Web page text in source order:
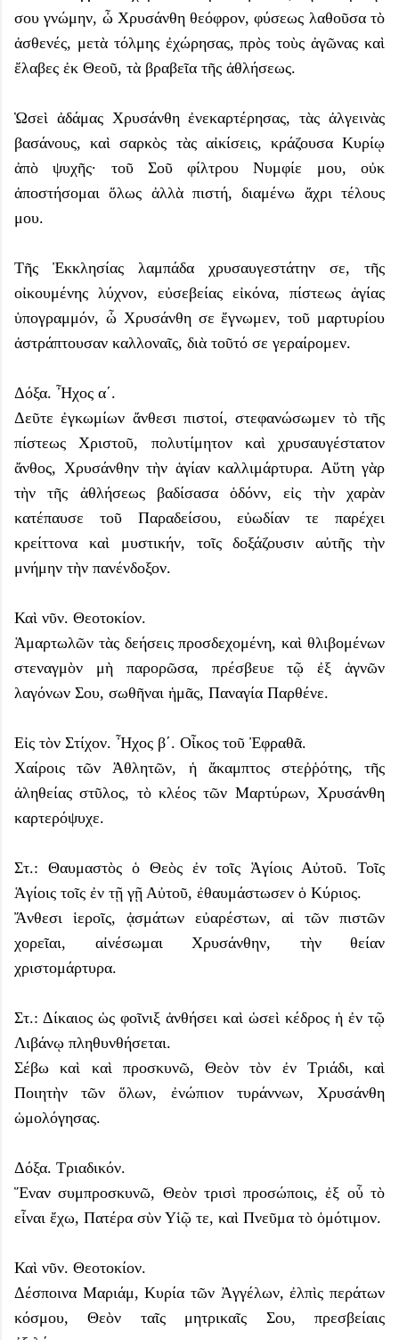
σου γνώμην, ὦ Χρυσάνθη θεόφρον, φύσεως λαθοῦσα τὸ
ἀσθενές, μετὰ τόλμης ἐχώρησας, πρὸς τοὺς ἀγῶνας καὶ
ἔλαβες ἐκ Θεοῦ, τὰ βραβεῖα τῆς ἀθλήσεως.
Ὡσεὶ ἀδάμας Χρυσάνθη ἐνεκαρτέρησας, τὰς ἀλγεινὰς
βασάνους, καὶ σαρκὸς τὰς αἰκίσεις, κράζουσα Κυρίῳ
ἀπὸ ψυχῆς· τοῦ Σοῦ φίλτρου Νυμφίε μου, οὐκ
ἀποστήσομαι ὅλως ἀλλὰ πιστή, διαμένω ἄχρι τέλους
μου.
Τῆς Ἐκκλησίας λαμπάδα χρυσαυγεστάτην σε, τῆς
οἰκουμένης λύχνον, εὐσεβείας εἰκόνα, πίστεως ἁγίας
ὑπογραμμόν, ὦ Χρυσάνθη σε ἔγνωμεν, τοῦ μαρτυρίου
ἀστράπτουσαν καλλοναῖς, διὰ τοῦτό σε γεραίρομεν.
Δόξα. Ἦχος α΄.
Δεῦτε ἐγκωμίων ἄνθεσι πιστοί, στεφανώσωμεν τὸ τῆς
πίστεως Χριστοῦ, πολυτίμητον καὶ χρυσαυγέστατον
ἄνθος, Χρυσάνθην τὴν ἁγίαν καλλιμάρτυρα. Αὕτη γὰρ
τὴν τῆς ἀθλήσεως βαδίσασα ὁδόνν, εἰς τὴν χαρὰν
κατέπαυσε τοῦ Παραδείσου, εὐωδίαν τε παρέχει
κρείττονα καὶ μυστικήν, τοῖς δοξάζουσιν αὐτῆς τὴν
μνήμην τὴν πανένδοξον.
Καὶ νῦν. Θεοτοκίον.
Ἁμαρτωλῶν τὰς δεήσεις προσδεχομένη, καὶ θλιβομένων
στεναγμὸν μὴ παρορῶσα, πρέσβευε τῷ ἐξ ἁγνῶν
λαγόνων Σου, σωθῆναι ἡμᾶς, Παναγία Παρθένε.
Εἰς τὸν Στίχον. Ἦχος β΄. Οἶκος τοῦ Ἐφραθᾶ.
Χαίροις τῶν Ἀθλητῶν, ἡ ἄκαμπτος στεῤῥότης, τῆς
ἀληθείας στῦλος, τὸ κλέος τῶν Μαρτύρων, Χρυσάνθη
καρτερόψυχε.
Στ.: Θαυμαστὸς ὁ Θεὸς ἐν τοῖς Ἁγίοις Αὐτοῦ. Τοῖς
Ἁγίοις τοῖς ἐν τῇ γῇ Αὐτοῦ, ἐθαυμάστωσεν ὁ Κύριος.
Ἄνθεσι ἱεροῖς, ᾀσμάτων εὐαρέστων, αἱ τῶν πιστῶν
χορεῖαι, αἰνέσωμαι Χρυσάνθην, τὴν θείαν
χριστομάρτυρα.
Στ.: Δίκαιος ὡς φοῖνιξ ἀνθήσει καὶ ὡσεὶ κέδρος ἡ ἐν τῷ
Λιβάνῳ πληθυνθήσεται.
Σέβω καὶ καὶ προσκυνῶ, Θεὸν τὸν ἐν Τριάδι, καὶ
Ποιητὴν τῶν ὅλων, ἐνώπιον τυράννων, Χρυσάνθη
ὡμολόγησας.
Δόξα. Τριαδικόν.
Ἕναν συμπροσκυνῶ, Θεὸν τρισὶ προσώποις, ἐξ οὗ τὸ
εἶναι ἔχω, Πατέρα σὺν Υἱῷ τε, καὶ Πνεῦμα τὸ ὁμότιμον.
Καὶ νῦν. Θεοτοκίον.
Δέσποινα Μαριάμ, Κυρία τῶν Ἀγγέλων, ἐλπὶς περάτων
κόσμου, Θεὸν ταῖς μητρικαῖς Σου, πρεσβείαις